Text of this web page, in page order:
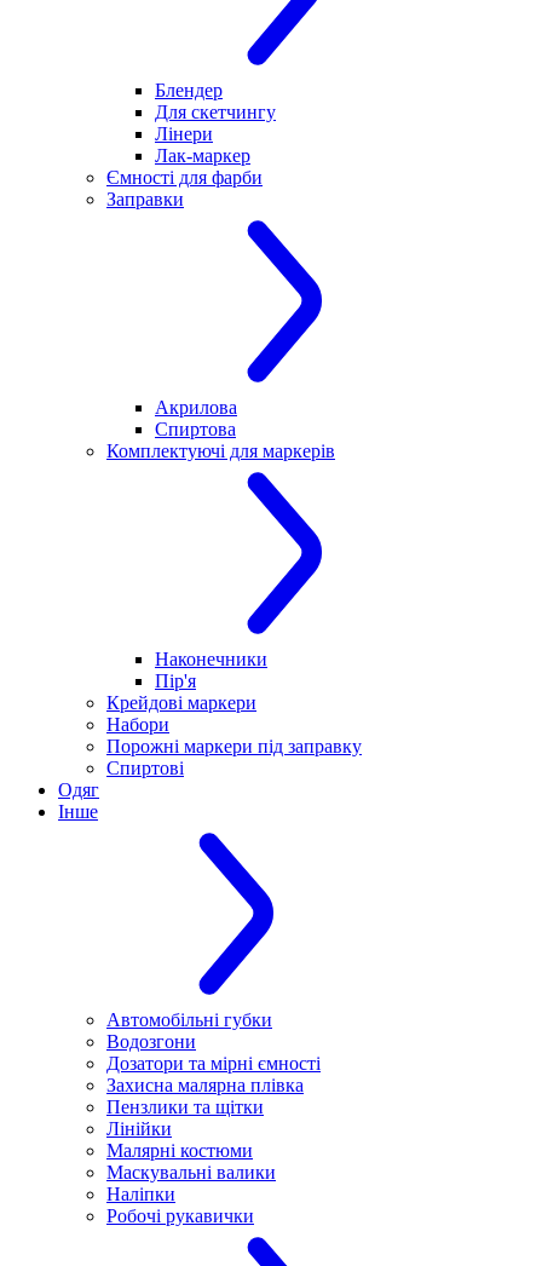
Блендер
Для скетчингу
Лінери
Лак-маркер
Ємності для фарби
Заправки
Акрилова
Спиртова
Комплектуючі для маркерів
Наконечники
Пір'я
Крейдові маркери
Набори
Порожні маркери під заправку
Спиртові
Одяг
Інше
Автомобільні губки
Водозгони
Дозатори та мірні ємності
Захисна малярна плівка
Пензлики та щітки
Лінійки
Малярні костюми
Маскувальні валики
Наліпки
Робочі рукавички